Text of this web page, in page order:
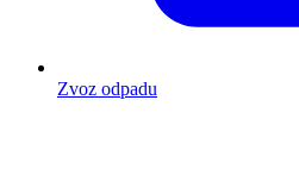
Zvoz odpadu